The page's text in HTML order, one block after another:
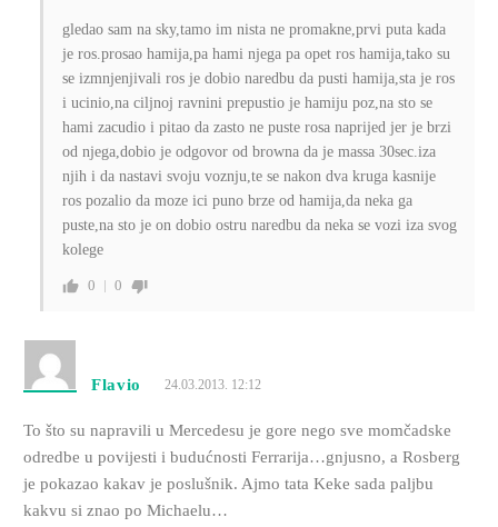
gledao sam na sky,tamo im nista ne promakne,prvi puta kada
je ros.prosao hamija,pa hami njega pa opet ros hamija,tako su
se izmnjenjivali ros je dobio naredbu da pusti hamija,sta je ros
i ucinio,na ciljnoj ravnini prepustio je hamiju poz,na sto se
hami zacudio i pitao da zasto ne puste rosa naprijed jer je brzi
od njega,dobio je odgovor od browna da je massa 30sec.iza
njih i da nastavi svoju voznju,te se nakon dva kruga kasnije
ros pozalio da moze ici puno brze od hamija,da neka ga
puste,na sto je on dobio ostru naredbu da neka se vozi iza svog
kolege
0 0
Flavio 24.03.2013. 12:12
To što su napravili u Mercedesu je gore nego sve momčadske
odredbe u povijesti i budućnosti Ferrarija…gnjusno, a Rosberg
je pokazao kakav je poslušnik. Ajmo tata Keke sada paljbu
kakvu si znao po Michaelu…